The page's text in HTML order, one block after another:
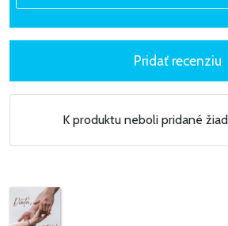
K produktu neboli pridané